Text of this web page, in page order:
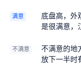
油，高速也
车扭力大高
免费的，第
后桥齿轮油
满意
底盘高，外
是很满意，
不满意
不满意的地
放下一半时